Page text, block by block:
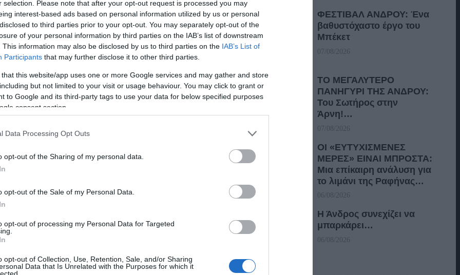
selection. Please note that after your opt-out request is processed you may
interest-based ads based on personal information utilized by us or personal
to third parties prior to your opt-out. You may separately opt-out of the
of your personal information by third parties on the IAB’s list of downstream
This information may also be disclosed by us to third parties on the IAB’s List of
Participants that may further disclose it to other third parties.
that this website/app uses one or more Google services and may gather and store
but not limited to your visit or usage behaviour. You may click to grant or
to Google and its third-party tags to use your data for below specified purposes
consent section.
Data Processing Opt Outs
opt-out of the Sharing of my personal data.
opt-out of the Sale of my Personal Data.
opt-out of processing my Personal Data for Targeted
opt-out of Collection, Use, Retention, Sale, and/or Sharing
Data that Is Unrelated with the Purposes for which it
Αν φοβούνται το πολιτικό κόστος και μετράνε
στηρίξεις, πολιτικός κόστος και
νησί. Καίγεται ο δεματοποιητής μέρες τώρα. Και δεν
– που έχει περάσει και ηκατασκευήκαι η
ξέρουν αυτά; Κι αν δεν τα ξέρουν, τι ξέρουν και
Περιμένουμε απαντήσεις… – ΕΝ ΑΝΔΡΩ)
ΔΗΜΗΤΡΗ ΛΑΣΚΑΡΗ
ΦΕΣΤΙΒΑΛ ΑΝΔΡΟΥ: Ένα
βαθυστόχαστο έργο του
Μπέκετ
07/08/2026
ΤΟ ΜΕΓΑΛΥΤΕΡΟ
ΠΑΝΗΓΥΡΙ ΤΗΣ ΑΝΔΡΟΥ:
Του Σωτήρος στην
Άρνη!…
07/08/2026
ΟΙ «ΕΥΤΥΧΙΣΜΕΝΕΣ
ΜΕΡΕΣ» ΕΙΝΑΙ ΜΠΡΟΣΤΑ:
Μια επίκαιρη ανάλυση για
το λιμάνι της Ραφήνας…
06/08/2026
Η Άνδρος συνεχίζει να
μπαρκάρει…
06/08/2026